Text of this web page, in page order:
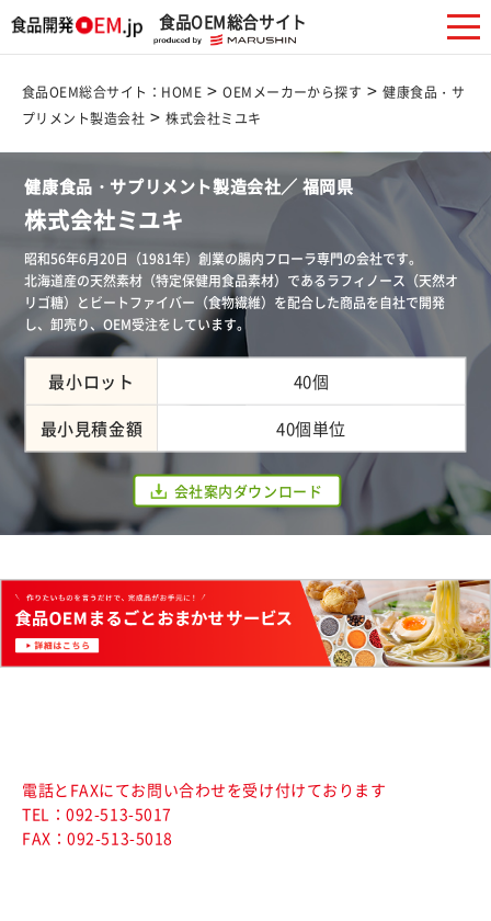
食品OEM総合サイト
食品OEM総合サイト：HOME >OEMメーカーから探す >健康食品・サ
プリメント製造会社 >株式会社ミユキ
健康食品・サプリメント製造会社／ 福岡県
株式会社ミユキ
昭和56年6月20日（1981年）創業の腸内フローラ専門の会社です。
北海道産の天然素材（特定保健用食品素材）であるラフィノース（天然オ
リゴ糖）とビートファイバー（食物繊維）を配合した商品を自社で開発
し、卸売り、OEM受注をしています。
最小ロット
40個
最小見積金額
40個単位
会社案内ダウンロード
電話とFAXにてお問い合わせを受け付けております
TEL：092-513-5017
FAX：092-513-5018